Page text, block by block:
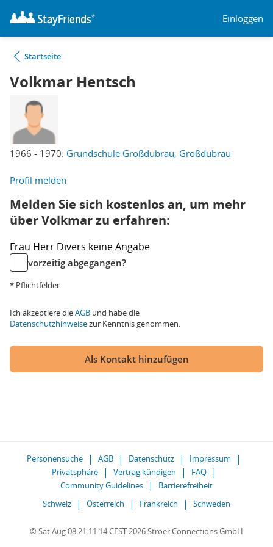
Einloggen
Startseite
Volkmar Hentsch
1966 - 1970: Grundschule Großdubrau, Großdubrau
Profil melden
Melden Sie sich kostenlos an, um mehr
über Volkmar zu erfahren:
Frau Herr Divers keine Angabe
vorzeitig abgegangen?
* Pflichtfelder
Ich akzeptiere dieAGB und habe die
Datenschutzhinweisezur Kenntnis genommen.
Als Kontakt hinzufügen
Personensuche AGB Datenschutz
Impressum
Privatsphäre
Vertrag kündigen
FAQ
Community Guidelines
Barrierefreiheit
Schweiz
Österreich Frankreich Schweden
© Sat Aug 08 21:11:14 CEST 2026 Ströer Connections GmbH